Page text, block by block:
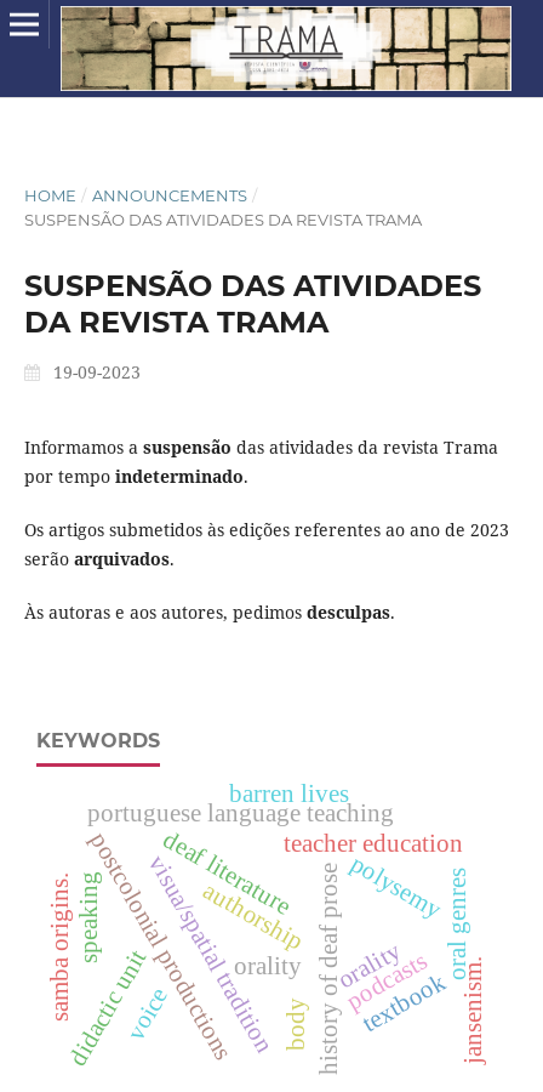
HOME / ANNOUNCEMENTS /
SUSPENSÃO DAS ATIVIDADES DA REVISTA TRAMA
SUSPENSÃO DAS ATIVIDADES
DA REVISTA TRAMA
19-09-2023
Informamos a suspensão das atividades da revista Trama
por tempo indeterminado.
Os artigos submetidos às edições referentes ao ano de 2023
serão arquivados.
Às autoras e aos autores, pedimos desculpas.
KEYWORDS
visua/spatial tradition
deaf literature history of deaf prose
postcolonial productionsorality
didactic unit
portuguese language teaching
orality
teacher education
polysemy
authorship
podcasts
textbook
oral genres
body
voice
speaking
samba origins.
barren lives
jansenism.